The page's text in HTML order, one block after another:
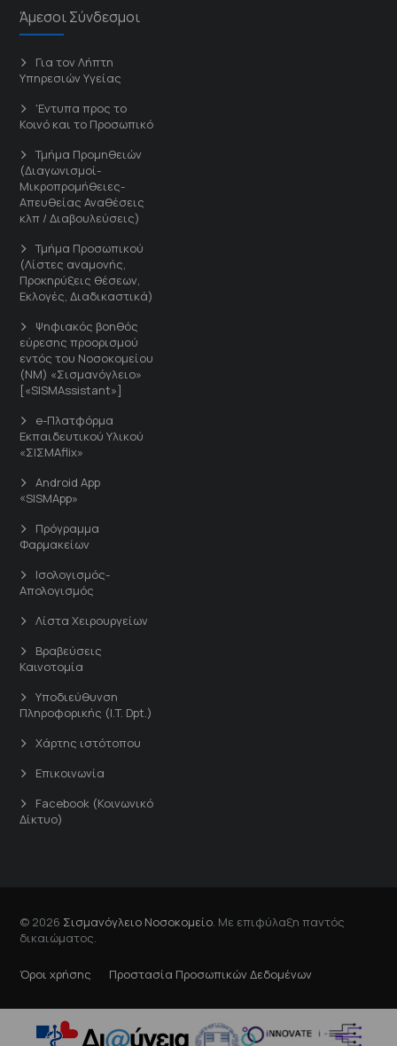
Άμεσοι Σύνδεσμοι
Για τον Λήπτη
Υπηρεσιών Υγείας
'Εντυπα προς το
Κοινό και το Προσωπικό
Τμήμα Προμηθειών
(Διαγωνισμοί-
Μικροπρομήθειες-
Απευθείας Αναθέσεις
κλπ / Διαβουλεύσεις)
Τμήμα Προσωπικού
(Λίστες αναμονής,
Προκηρύξεις θέσεων,
Εκλογές, Διαδικαστικά)
Ψηφιακός βοηθός
εύρεσης προορισμού
εντός του Νοσοκομείου
(ΝΜ) «Σισμανόγλειο»
[«SISMAssistant»]
e-Πλατφόρμα
Εκπαιδευτικού Υλικού
«ΣΙΣΜΑflix»
Android App
«SISMApp»
Πρόγραμμα
Φαρμακείων
Ισολογισμός-
Απολογισμός
Λίστα Χειρουργείων
Βραβεύσεις
Καινοτομία
Υποδιεύθυνση
Πληροφορικής (I.T. Dpt.)
Χάρτης ιστότοπου
Επικοινωνία
Facebook (Κοινωνικό
Δίκτυο)
© 2026 Σισμανόγλειο Νοσοκομείο . Με επιφύλαξη παντός
δικαιώματος.
Όροι χρήσης Προστασία Προσωπικών Δεδομένων